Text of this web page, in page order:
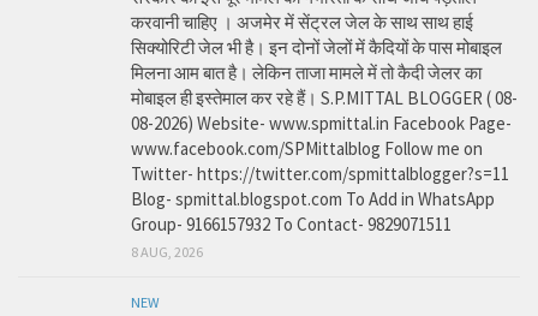
करवानी चाहिए । अजमेर में सेंट्रल जेल के साथ साथ हाई
सिक्योरिटी जेल भी है। इन दोनों जेलों में कैदियों के पास मोबाइल
मिलना आम बात है। लेकिन ताजा मामले में तो कैदी जेलर का
मोबाइल ही इस्तेमाल कर रहे हैं। S.P.MITTAL BLOGGER ( 08-
08-2026) Website- www.spmittal.in Facebook Page-
www.facebook.com/SPMittalblog Follow me on
Twitter- https://twitter.com/spmittalblogger?s=11
Blog- spmittal.blogspot.com To Add in WhatsApp
Group- 9166157932 To Contact- 9829071511
8 AUG, 2026
NEW